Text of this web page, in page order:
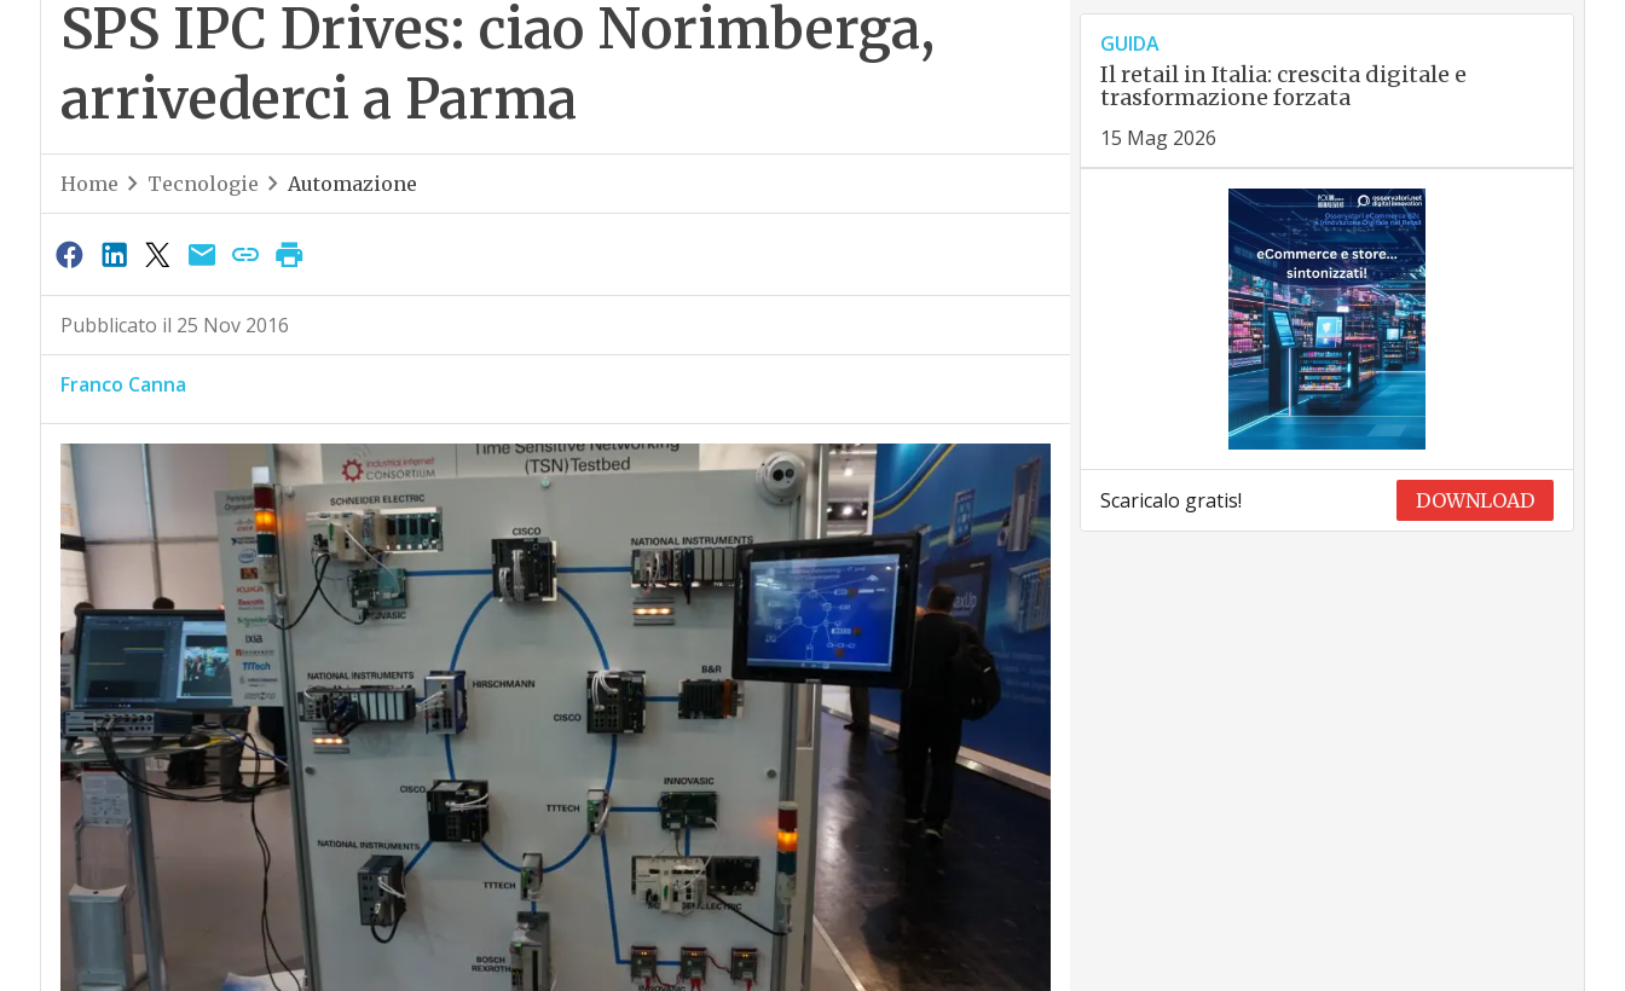
SPS IPC Drives: ciao Norimberga,
arrivederci a Parma
Home Tecnologie Automazione
Pubblicato il 25 Nov 2016
Franco Canna
GUIDA
Il retail in Italia: crescita digitale e
trasformazione forzata
15 Mag 2026
Scaricalo gratis! DOWNLOAD